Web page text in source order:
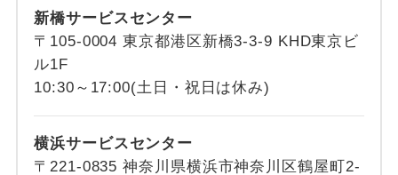
新橋サービスセンター
〒105-0004 東京都港区新橋3-3-9 KHD東京ビ
ル1F
10:30～17:00(土日・祝日は休み)
横浜サービスセンター
〒221-0835 神奈川県横浜市神奈川区鶴屋町2-